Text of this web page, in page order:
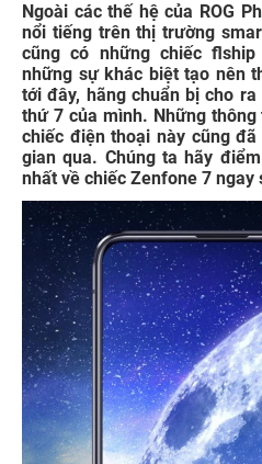
Ngoài các thế hệ của ROG
nổi tiếng trên thị trường
cũng có những chiếc
những sự khác biệt tạo nên
tới đây, hãng chuẩn bị cho
thứ 7 của mình. Những
chiếc điện thoại này cũng
gian qua. Chúng ta hãy
nhất về chiếc Zenfone 7 ngay